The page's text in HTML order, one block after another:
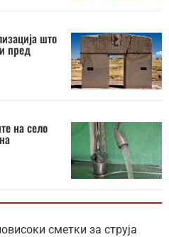
што
пред
на село
сметки за струја